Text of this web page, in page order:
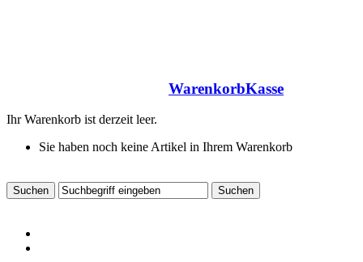
WarenkorbKasse
Ihr Warenkorb ist derzeit leer.
Sie haben noch keine Artikel in Ihrem Warenkorb